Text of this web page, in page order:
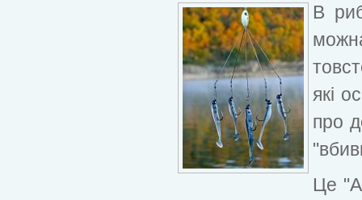
В
які
про
Це